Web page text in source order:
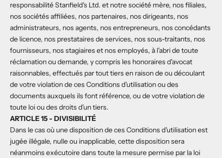
responsabilité Stanfield's Ltd. et notre société mère, nos filiales,
nos sociétés affiliées, nos partenaires, nos dirigeants, nos
administrateurs, nos agents, nos entrepreneurs, nos concédants
de licence, nos prestataires de services, nos sous-traitants, nos
fournisseurs, nos stagiaires et nos employés, à l'abri de toute
réclamation ou demande, y compris les honoraires d'avocat
raisonnables, effectués par tout tiers en raison de ou découlant
de votre violation de ces Conditions d'utilisation ou des
documents auxquels ils font référence, ou de votre violation de
toute loi ou des droits d'un tiers.
ARTICLE 15 - DIVISIBILITÉ
Dans le cas où une disposition de ces Conditions d'utilisation est
jugée illégale, nulle ou inapplicable, cette disposition sera
néanmoins exécutoire dans toute la mesure permise par la loi